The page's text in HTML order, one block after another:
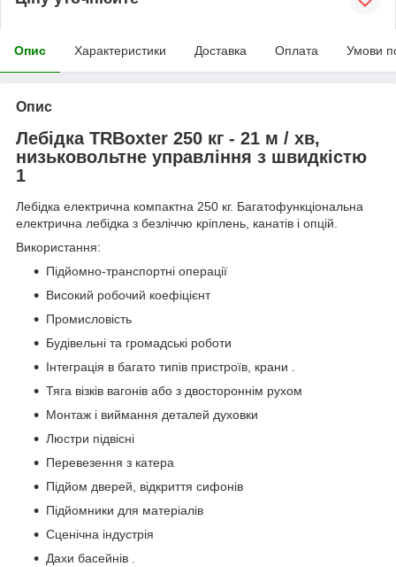
Опис Характеристики Доставка Оплата Умови
Опис
Лебідка TRBoxter 250 кг - 21 м / хв,
низьковольтне управління з швидкістю
1
Лебідка електрична компактна 250 кг. Багатофункціональна
електрична лебідка з безліччю кріплень, канатів і опцій.
Використання:
Підйомно-транспортні операції
Високий робочий коефіцієнт
Промисловість
Будівельні та громадські роботи
Інтеграція в багато типів пристроїв, крани .
Тяга візків вагонів або з двостороннім рухом
Монтаж і виймання деталей духовки
Люстри підвісні
Перевезення з катера
Підйом дверей, відкриття сифонів
Підйомники для матеріалів
Сценічна індустрія
Дахи басейнів .